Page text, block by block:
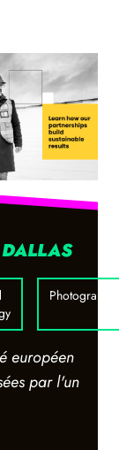
Photography
européen
par l'un